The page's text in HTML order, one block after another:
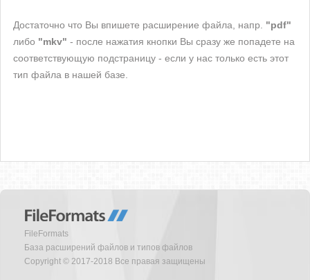
Достаточно что Вы впишете расширение файла, напр. "pdf"
либо "mkv" - после нажатия кнопки Вы сразу же попадете на
соответствующую подстраницу - если у нас только есть этот
тип файла в нашей базе.
FileFormats
База расширений файлов и типов файлов
Copyright © 2017-2018 Все правая защищены